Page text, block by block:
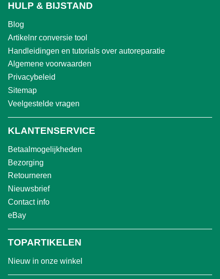
HULP & BIJSTAND
Blog
Artikelnr conversie tool
Handleidingen en tutorials over autoreparatie
Algemene voorwaarden
Privacybeleid
Sitemap
Veelgestelde vragen
KLANTENSERVICE
Betaalmogelijkheden
Bezorging
Retourneren
Nieuwsbrief
Contact info
eBay
TOPARTIKELEN
Nieuw in onze winkel